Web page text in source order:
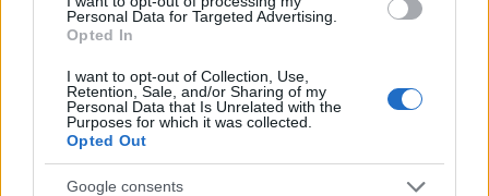
Personal Data for Targeted Advertising.
Opted In
I want to opt-out of Collection, Use,
Retention, Sale, and/or Sharing of my
Personal Data that Is Unrelated with the
Purposes for which it was collected.
Opted Out
Google consents
életéről szól.
tovább